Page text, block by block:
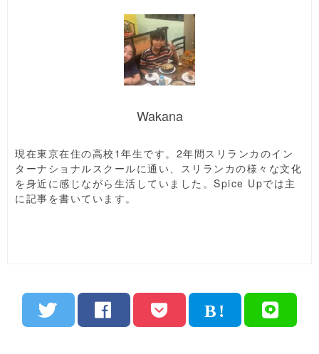
Wakana
現在東京在住の高校1年生です。2年間スリランカのイン
ターナショナルスクールに通い、スリランカの様々な文化
を身近に感じながら生活していました。Spice Upでは主
に記事を書いています。